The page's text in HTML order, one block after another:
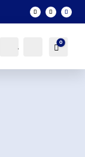
Acceso BuscarCarro
0